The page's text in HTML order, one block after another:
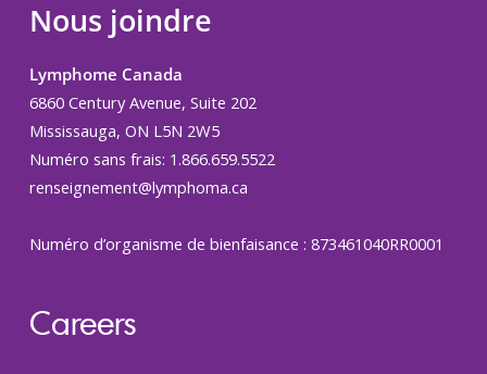
Nous joindre
Lymphome Canada
6860 Century Avenue, Suite 202
Mississauga, ON L5N 2W5
Numéro sans frais: 1.866.659.5522
renseignement@lymphoma.ca
Numéro d’organisme de bienfaisance : 873461040RR0001
Careers